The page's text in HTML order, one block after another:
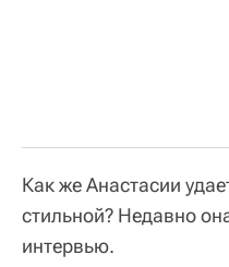
Как же Анастасии
стильной? Недавно
интервью.